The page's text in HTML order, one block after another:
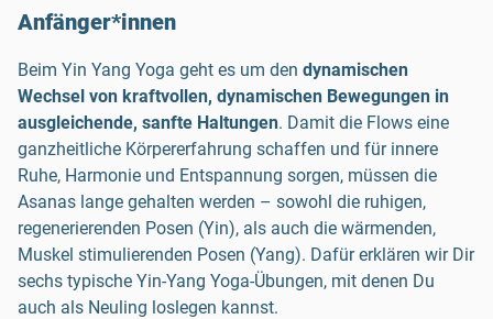
Anfänger*innen
Beim Yin Yang Yoga geht es um den dynamischen
Wechsel von kraftvollen, dynamischen Bewegungen in
ausgleichende, sanfte Haltungen. Damit die Flows eine
ganzheitliche Körpererfahrung schaffen und für innere
Ruhe, Harmonie und Entspannung sorgen, müssen die
Asanas lange gehalten werden – sowohl die ruhigen,
regenerierenden Posen (Yin), als auch die wärmenden,
Muskel stimulierenden Posen (Yang). Dafür erklären wir Dir
sechs typische Yin-Yang Yoga-Übungen, mit denen Du
auch als Neuling loslegen kannst.